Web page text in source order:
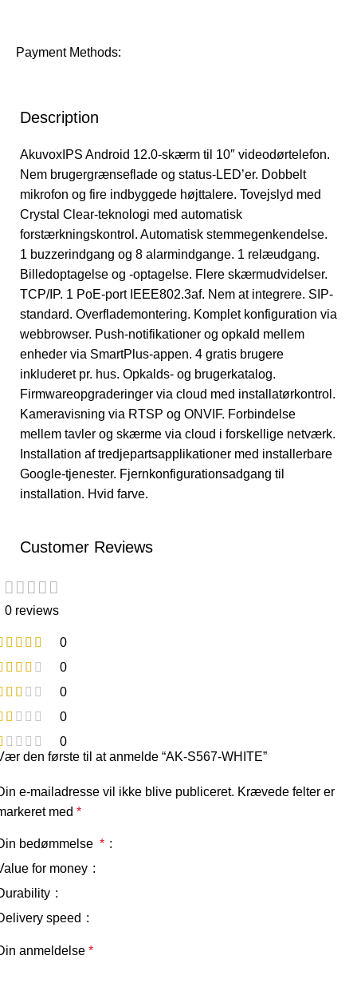
Payment Methods:
Description
AkuvoxIPS Android 12.0-skærm til 10″ videodørtelefon.
Nem brugergrænseflade og status-LED’er. Dobbelt
mikrofon og fire indbyggede højttalere. Tovejslyd med
Crystal Clear-teknologi med automatisk
forstærkningskontrol. Automatisk stemmegenkendelse.
1 buzzerindgang og 8 alarmindgange. 1 relæudgang.
Billedoptagelse og -optagelse. Flere skærmudvidelser.
TCP/IP. 1 PoE-port IEEE802.3af. Nem at integrere. SIP-
standard. Overflademontering. Komplet konfiguration via
webbrowser. Push-notifikationer og opkald mellem
enheder via SmartPlus-appen. 4 gratis brugere
inkluderet pr. hus. Opkalds- og brugerkatalog.
Firmwareopgraderinger via cloud med installatørkontrol.
Kameravisning via RTSP og ONVIF. Forbindelse
mellem tavler og skærme via cloud i forskellige netværk.
Installation af tredjepartsapplikationer med installerbare
Google-tjenester. Fjernkonfigurationsadgang til
installation. Hvid farve.
Customer Reviews
0 reviews
0
0
0
0
0
den første til at anmelde “AK-S567-WHITE”
e-mailadresse vil ikke blive publiceret. Krævede felter er
med *
bedømmelse *
for money
speed
anmeldelse *